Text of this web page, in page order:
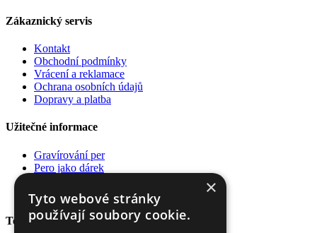
Zákaznický servis
Kontakt
Obchodní podmínky
Vrácení a reklamace
Ochrana osobních údajů
Dopravy a platba
Užitečné informace
Gravírování per
Pero jako dárek
Pro firmy
Top kategorie
×
Tyto webové stránky
používají soubory cookie.